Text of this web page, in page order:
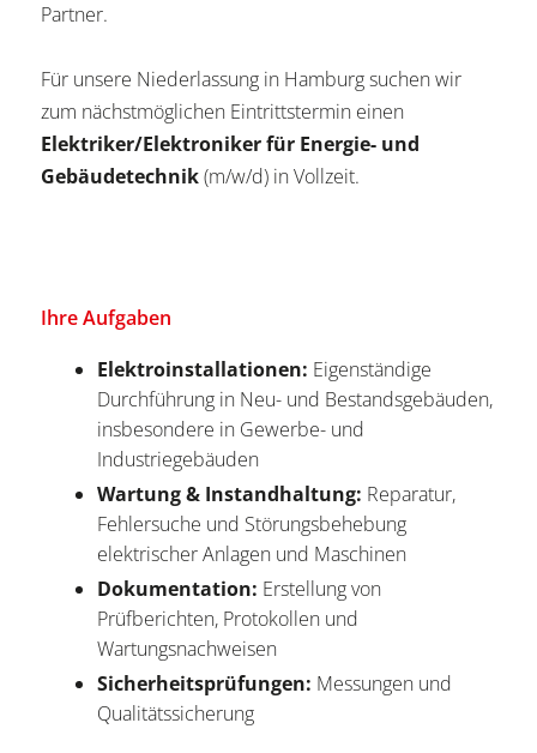
Partner.
Für unsere Niederlassung in Hamburg suchen wir
zum nächstmöglichen Eintrittstermin einen
Elektriker/Elektroniker für Energie- und
Gebäudetechnik(m/w/d) in Vollzeit.
Ihre Aufgaben
Elektroinstallationen: Eigenständige
Durchführung in Neu- und Bestandsgebäuden,
insbesondere in Gewerbe- und
Industriegebäuden
Wartung & Instandhaltung: Reparatur,
Fehlersuche und Störungsbehebung
elektrischer Anlagen und Maschinen
Dokumentation: Erstellung von
Prüfberichten, Protokollen und
Wartungsnachweisen
Sicherheitsprüfungen: Messungen und
Qualitätssicherung